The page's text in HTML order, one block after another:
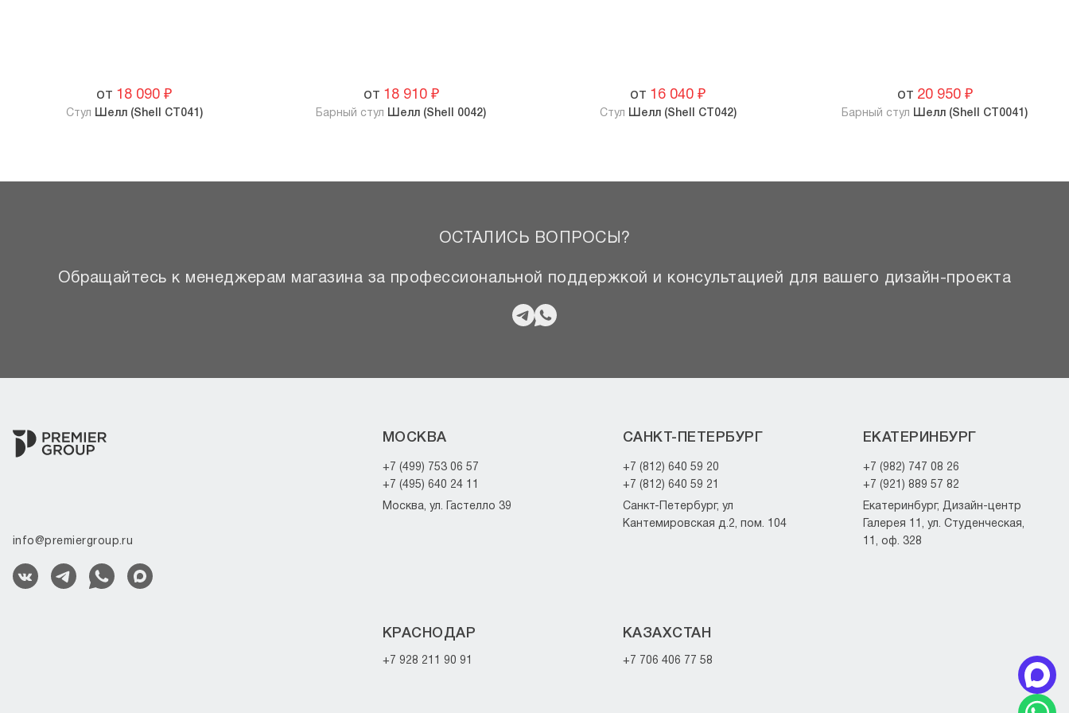
от 18 090 ₽
Стул Шелл (Shell CT041)
от 18 910₽
Барный стул Шелл (Shell 0042)
от 16 040 ₽
Стул Шелл (Shell CT042)
от 20 950₽
Барный стул Шелл (Shell СТ0041)
ОСТАЛИСЬ ВОПРОСЫ?
Обращайтесь к менеджерам магазина за профессиональной поддержкой и консультацией для вашего дизайн-проекта
info@premiergroup.ru
МОСКВА
+7 (499) 753 06 57
+7 (495) 640 24 11
Москва, ул. Гастелло 39
САНКТ-ПЕТЕРБУРГ
+7 (812) 640 59 20
+7 (812) 640 59 21
Санкт-Петербург, ул
Кантемировская д.2, пом. 104
ЕКАТЕРИНБУРГ
+7 (982) 747 08 26
+7 (921) 889 57 82
Екатеринбург, Дизайн-центр
Галерея 11, ул. Студенческая,
11, оф. 328
КРАСНОДАР
+7 928 211 90 91
КАЗАХСТАН
+7 706 406 77 58